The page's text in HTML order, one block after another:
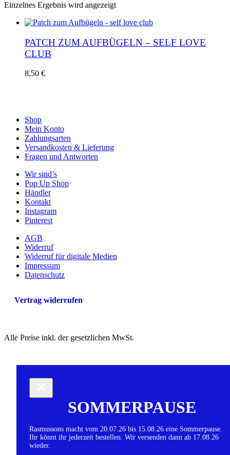
Einzelnes Ergebnis wird angezeigt
PATCH ZUM AUFBÜGELN – SELF LOVE
CLUB
8,50 €
Shop
Mein Konto
Zahlungsarten
Versandkosten & Lieferung
Fragen und Antworten
Wir sind’s
Pop Up Shop
Händler
Kontakt
Instagram
Pinterest
AGB
Widerruf
Widerruf für digitale Medien
Impressum
Datenschutz
Vertrag widerrufen
Alle Preise inkl. der gesetzlichen MwSt.
SOMMERPAUSE
Rasmussons macht vom 20.07.26 bis 15.08.26 eine Sommerpause.
Ihr könnt ihr jederzeit bestellen. Wir versenden dann ab 17.08.26
wieder.